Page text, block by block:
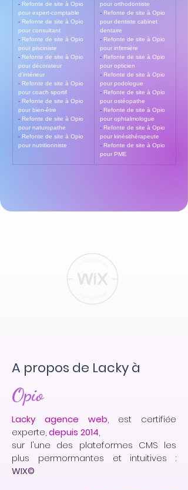
- Refonte de site à Opio
pour expert-comptable
- Refonte de site à Opio
pour consultant
- Refonte de site à Opio
pour pisciniste
- Refonte de site à Opio
pour décorateur
d’intérieur
- Refonte de site à Opio
pour coach sportif
- Refonte de site à Opio
pour bien-être
- Refonte de site à Opio
pour naturopathe
- Refonte de site à Opio
pour nutritionniste
pour orthodontiste
- Refonte de site à Opio
pour dentiste cabinet
dentaire
- Refonte de site à Opio
pour infirmière
- Refonte de site à Opio
pour opticien
- Refonte de site à Opio
pour podologue
- Refonte de site à Opio
pour ostéopathe
- Refonte de site à Opio
pour ophtalmologue
- Refonte de site à Opio
pour kinésithérapeute
- Refonte de site à Opio
pour PME
A propos de Lacky à
Opio
Lacky agence web, est certifiée
experte,depuis 2014,
sur l'une des plateformes CMS les
plus permormantes et intuitives :
WIX©